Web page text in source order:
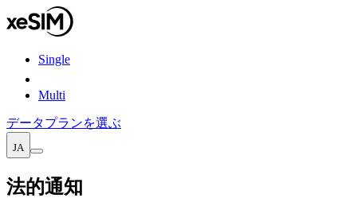
Single
Multi
データプランを選ぶ
JA
法的通知